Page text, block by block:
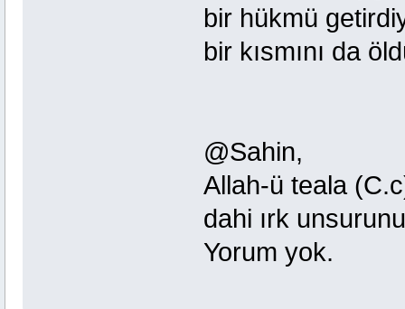
bir hükmü
bir kısmını da
@Sahin,
Allah-ü teala
dahi ırk
Yorum yok.